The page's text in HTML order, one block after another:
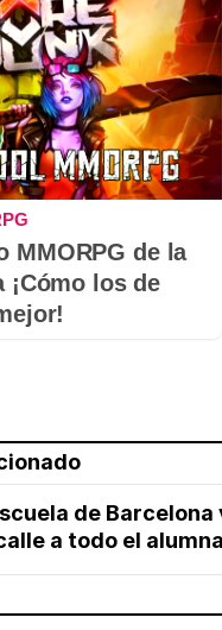
MMORPG de la
¡Cómo los de
de
a todo el